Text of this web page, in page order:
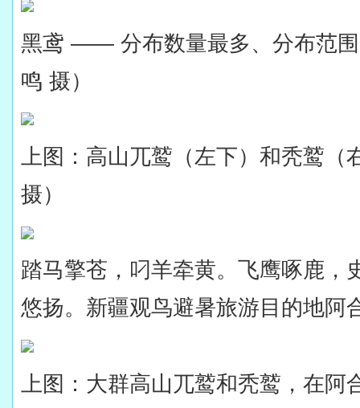
黑鸢 —— 分布数量最多、分布范
鸣 摄）
上图：高山兀鹫（左下）和秃鹫
摄）
踏马擎苍，叼羊牵黄。飞鹰啄鹿，
悠扬。新疆观鸟避暑旅游目的地阿
上图：大群高山兀鹫和秃鹫，在